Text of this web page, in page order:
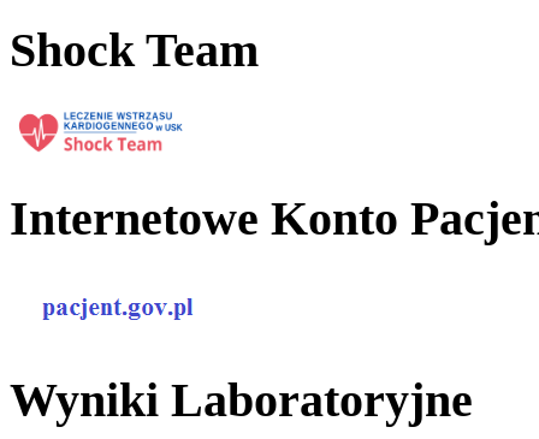
Shock Team
Internetowe Konto
Wyniki Laboratoryjne